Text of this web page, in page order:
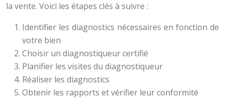
la vente. Voici les étapes clés à suivre :
Identifier les diagnostics nécessaires en fonction de
votre bien
Choisir un diagnostiqueur certifié
Planifier les visites du diagnostiqueur
Réaliser les diagnostics
Obtenir les rapports et vérifier leur conformité